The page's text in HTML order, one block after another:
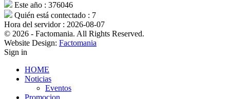
Este año : 376046
Quién está contectado : 7
Hora del servidor : 2026-08-07
© 2026 - Factomania. All Rights Reserved.
Website Design: Factomania
Sign in
HOME
Noticias
Eventos